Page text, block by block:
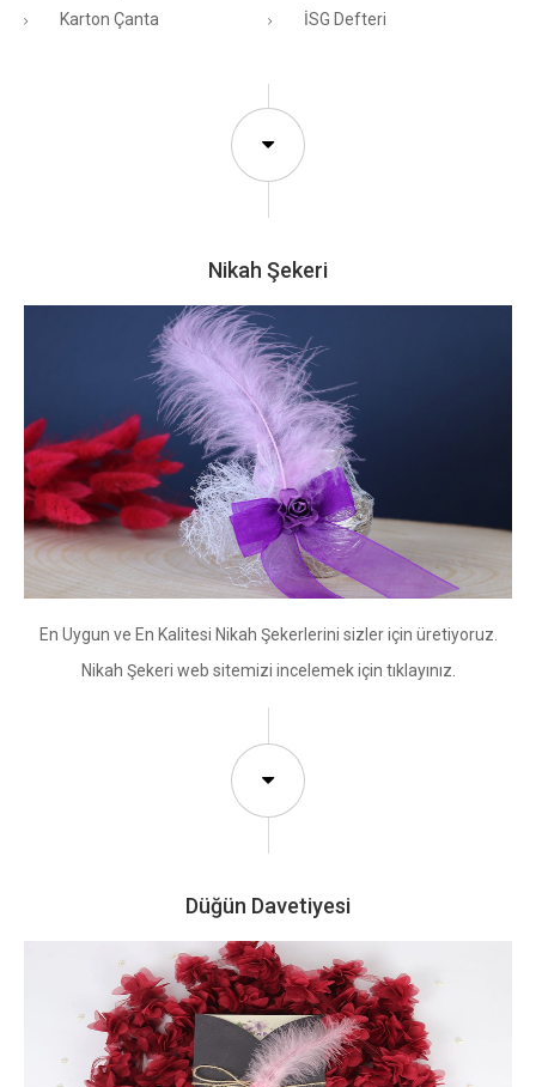
Karton Çanta
İSG Defteri
Nikah Şekeri
En Uygun ve En Kalitesi Nikah Şekerlerini sizler için üretiyoruz.
Nikah Şekeri web sitemizi incelemek için tıklayınız.
Düğün Davetiyesi